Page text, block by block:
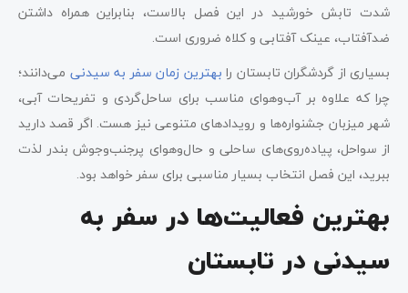
شدت تابش خورشید در این فصل بالاست، بنابراین همراه داشتن
ضدآفتاب، عینک آفتابی و کلاه ضروری است.
بسیاری از گردشگران تابستان را بهترین زمان سفر به سیدنی می‌دانند؛
چرا که علاوه بر آب‌وهوای مناسب برای ساحل‌گردی و تفریحات آبی،
شهر میزبان جشنواره‌ها و رویدادهای متنوعی نیز هست. اگر قصد دارید
از سواحل، پیاده‌روی‌های ساحلی و حال‌وهوای پرجنب‌وجوش بندر لذت
ببرید، این فصل انتخاب بسیار مناسبی برای سفر خواهد بود.
بهترین فعالیت‌ها در سفر به
سیدنی در تابستان